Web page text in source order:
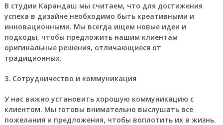
В студии Карандаш мы считаем, что для достижения
успеха в дизайне необходимо быть креативными и
инновационными. Мы всегда ищем новые идеи и
подходы, чтобы предложить нашим клиентам
оригинальные решения, отличающиеся от
традиционных.
3. Сотрудничество и коммуникация
У нас важно установить хорошую коммуникацию с
клиентом. Мы готовы внимательно выслушать все
пожелания и предложения, чтобы воплотить их в жизнь.